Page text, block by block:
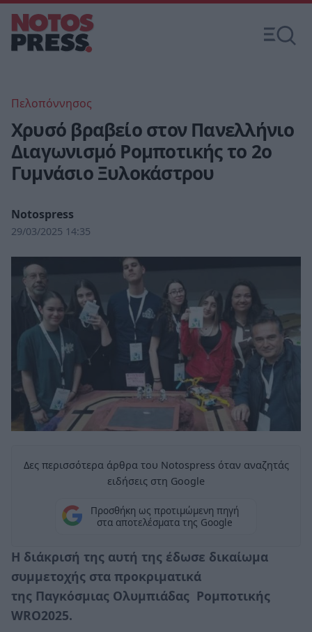
Πελοπόννησος
Χρυσό βραβείο στον Πανελλήνιο
Διαγωνισμό Ρομποτικής το 2ο
Γυμνάσιο Ξυλοκάστρου
Notospress
29/03/2025 14:35
Δες περισσότερα άρθρα του Notospress όταν αναζητάς
ειδήσεις στη Google
Προσθήκη ως προτιμώμενη πηγή
στα αποτελέσματα της Google
Η διάκρισή της αυτή της έδωσε δικαίωμα
συμμετοχής στα προκριματικά
της Παγκόσμιας Ολυμπιάδας Ρομποτικής
WRO2025.